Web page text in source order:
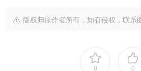
版权归原作者所有，如有侵权，联系
0 0